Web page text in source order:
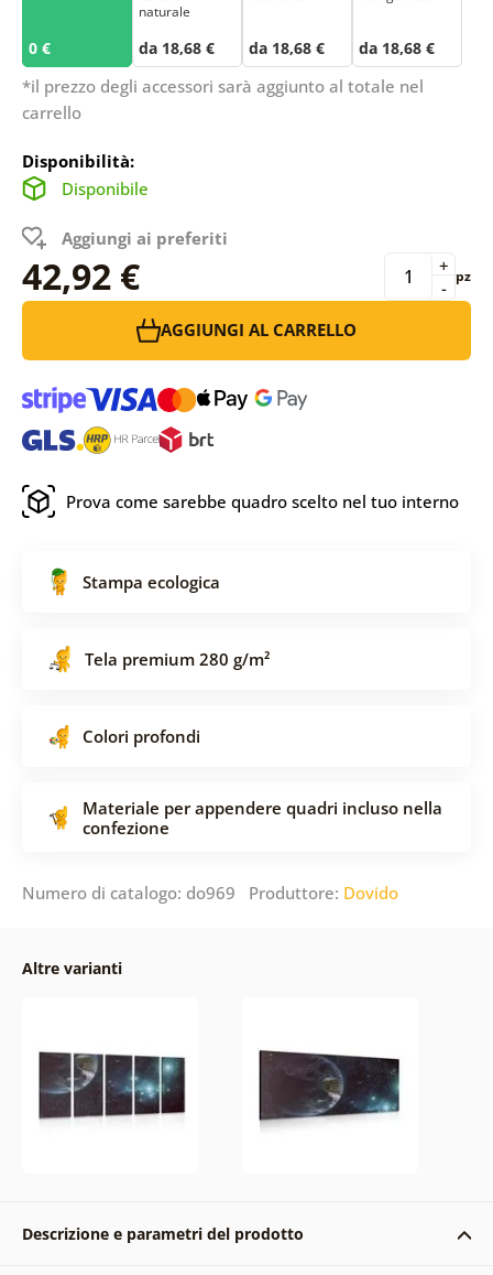
0 €
naturale
da 18,68 € da 18,68 € da 18,68 €
*il prezzo degli accessori sarà aggiunto al totale nel
carrello
Disponibilità:
Disponibile
Aggiungi ai preferiti
42,92 € -
+ pz
AGGIUNGI AL CARRELLO
Prova come sarebbe quadro scelto nel tuo interno
Stampa ecologica
Tela premium 280 g/m²
Colori profondi
Materiale per appendere quadri incluso nella
confezione
Numero di catalogo: do969 Produttore: Dovido
Altre varianti
Descrizione e parametri del prodotto